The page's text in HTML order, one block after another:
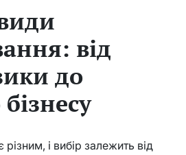
від
до
і вибір залежить від